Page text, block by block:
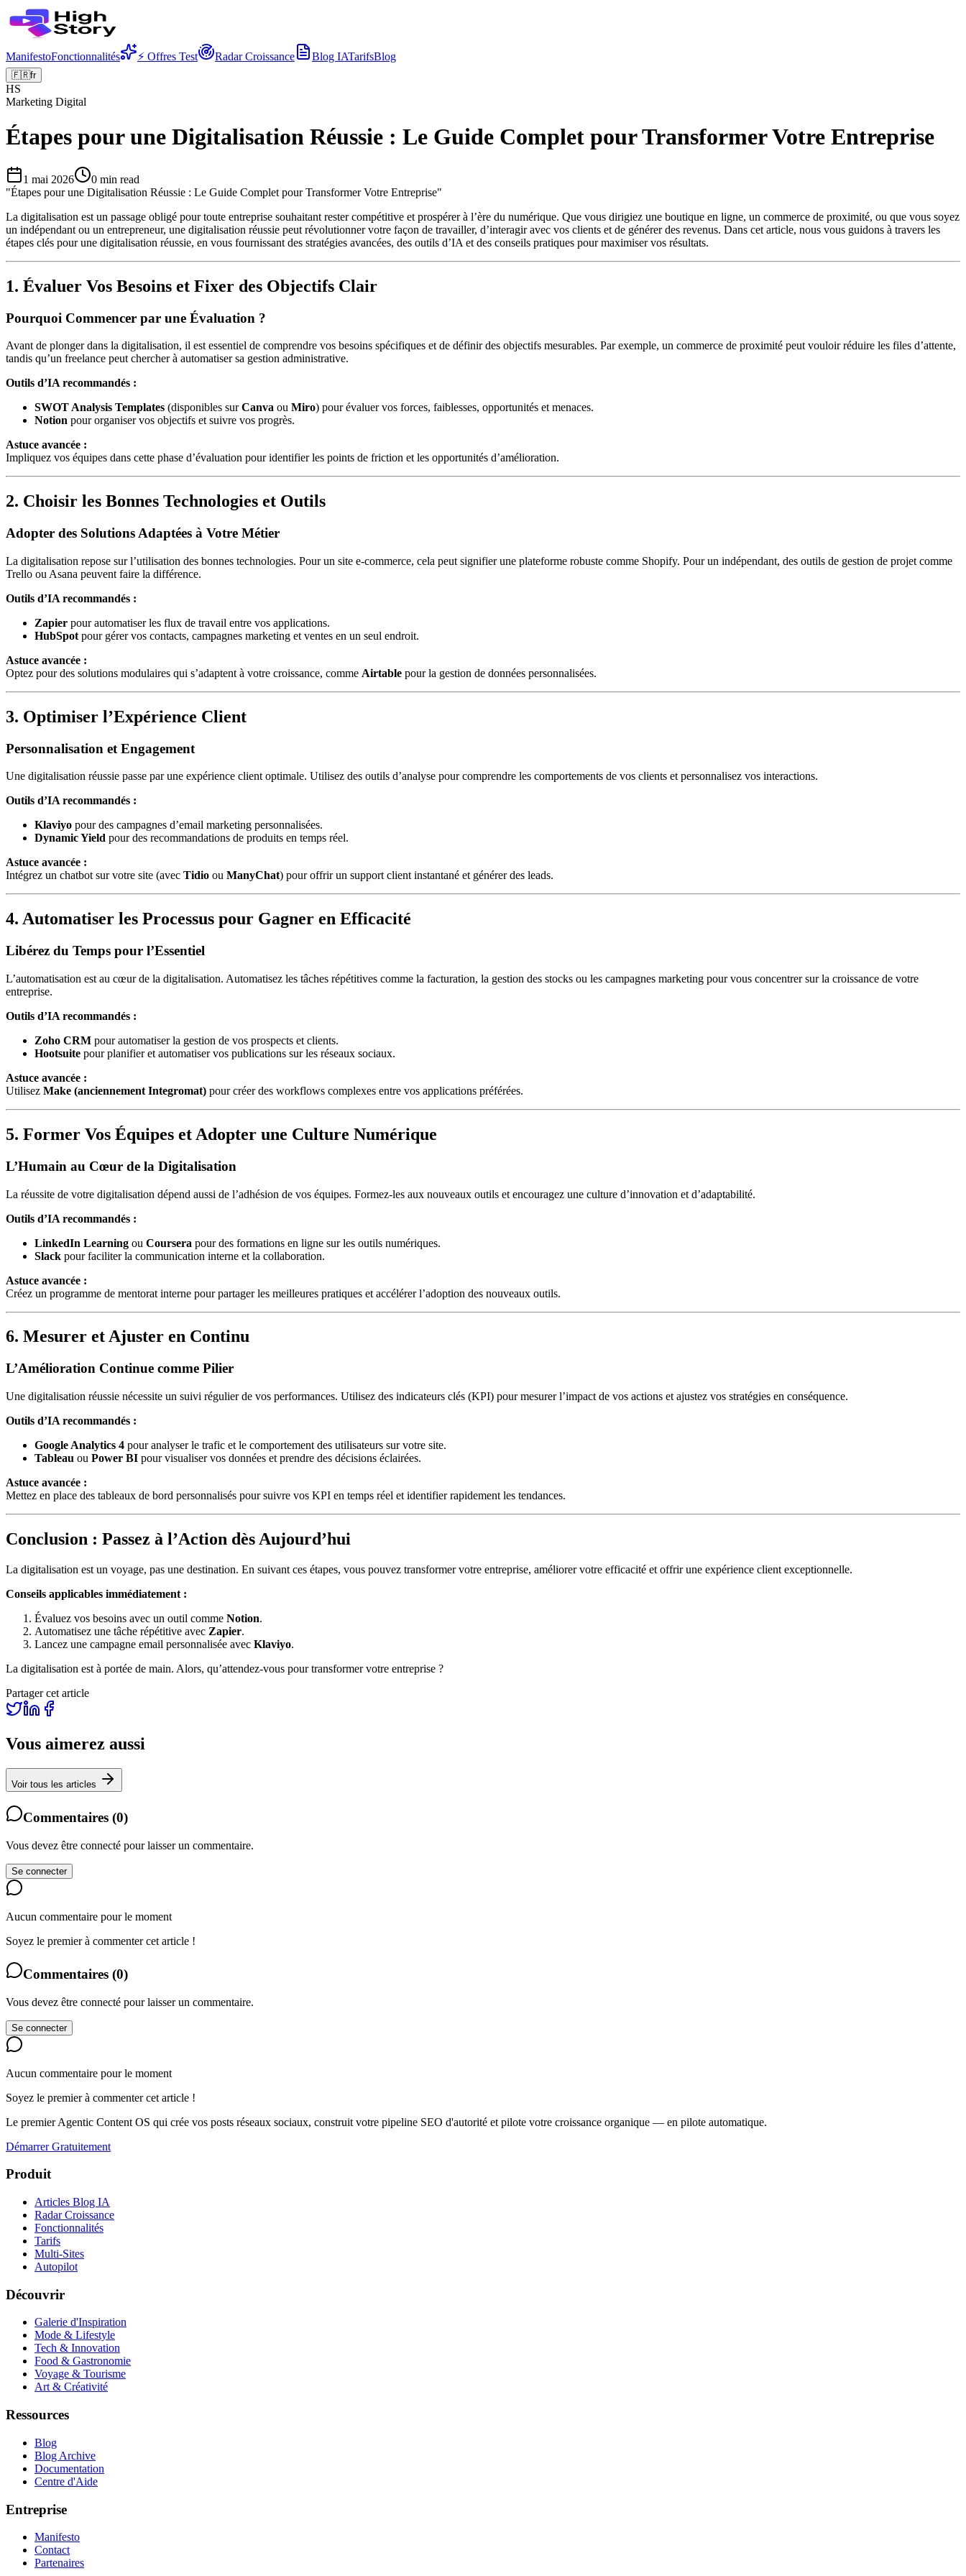
ManifestoFonctionnalités ⚡ Offres Test Radar Croissance Blog IATarifsBlog
🇫🇷fr
HS
Marketing Digital
Étapes pour une Digitalisation Réussie : Le Guide Complet pour Transformer Votre Entreprise
1 mai 2026 0 min read
"Étapes pour une Digitalisation Réussie : Le Guide Complet pour Transformer Votre Entreprise"
La digitalisation est un passage obligé pour toute entreprise souhaitant rester compétitive et prospérer à l’ère du numérique. Que vous dirigiez une boutique en ligne, un commerce de proximité, ou que vous soyez
un indépendant ou un entrepreneur, une digitalisation réussie peut révolutionner votre façon de travailler, d’interagir avec vos clients et de générer des revenus. Dans cet article, nous vous guidons à travers les
étapes clés pour une digitalisation réussie, en vous fournissant des stratégies avancées, des outils d’IA et des conseils pratiques pour maximiser vos résultats.
1. Évaluer Vos Besoins et Fixer des Objectifs Clair
Pourquoi Commencer par une Évaluation ?
Avant de plonger dans la digitalisation, il est essentiel de comprendre vos besoins spécifiques et de définir des objectifs mesurables. Par exemple, un commerce de proximité peut vouloir réduire les files d’attente,
tandis qu’un freelance peut chercher à automatiser sa gestion administrative.
Outils d’IA recommandés :
SWOT Analysis Templates (disponibles surCanva ou Miro) pour évaluer vos forces, faiblesses, opportunités et menaces.
Notion pour organiser vos objectifs et suivre vos progrès.
Astuce avancée :
Impliquez vos équipes dans cette phase d’évaluation pour identifier les points de friction et les opportunités d’amélioration.
2. Choisir les Bonnes Technologies et Outils
Adopter des Solutions Adaptées à Votre Métier
La digitalisation repose sur l’utilisation des bonnes technologies. Pour un site e-commerce, cela peut signifier une plateforme robuste comme Shopify. Pour un indépendant, des outils de gestion de projet comme
Trello ou Asana peuvent faire la différence.
Outils d’IA recommandés :
Zapier pour automatiser les flux de travail entre vos applications.
HubSpot pour gérer vos contacts, campagnes marketing et ventes en un seul endroit.
Astuce avancée :
Optez pour des solutions modulaires qui s’adaptent à votre croissance, comme Airtable pour la gestion de données personnalisées.
3. Optimiser l’Expérience Client
Personnalisation et Engagement
Une digitalisation réussie passe par une expérience client optimale. Utilisez des outils d’analyse pour comprendre les comportements de vos clients et personnalisez vos interactions.
Outils d’IA recommandés :
Klaviyo pour des campagnes d’email marketing personnalisées.
Dynamic Yield pour des recommandations de produits en temps réel.
Astuce avancée :
Intégrez un chatbot sur votre site (avec Tidio ou ManyChat) pour offrir un support client instantané et générer des leads.
4. Automatiser les Processus pour Gagner en Efficacité
Libérez du Temps pour l’Essentiel
L’automatisation est au cœur de la digitalisation. Automatisez les tâches répétitives comme la facturation, la gestion des stocks ou les campagnes marketing pour vous concentrer sur la croissance de votre
entreprise.
Outils d’IA recommandés :
Zoho CRM pour automatiser la gestion de vos prospects et clients.
Hootsuite pour planifier et automatiser vos publications sur les réseaux sociaux.
Astuce avancée :
Utilisez Make (anciennement Integromat) pour créer des workflows complexes entre vos applications préférées.
5. Former Vos Équipes et Adopter une Culture Numérique
L’Humain au Cœur de la Digitalisation
La réussite de votre digitalisation dépend aussi de l’adhésion de vos équipes. Formez-les aux nouveaux outils et encouragez une culture d’innovation et d’adaptabilité.
Outils d’IA recommandés :
LinkedIn Learning ou Coursera pour des formations en ligne sur les outils numériques.
Slack pour faciliter la communication interne et la collaboration.
Astuce avancée :
Créez un programme de mentorat interne pour partager les meilleures pratiques et accélérer l’adoption des nouveaux outils.
6. Mesurer et Ajuster en Continu
L’Amélioration Continue comme Pilier
Une digitalisation réussie nécessite un suivi régulier de vos performances. Utilisez des indicateurs clés (KPI) pour mesurer l’impact de vos actions et ajustez vos stratégies en conséquence.
Outils d’IA recommandés :
Google Analytics 4 pour analyser le trafic et le comportement des utilisateurs sur votre site.
Tableau ou Power BI pour visualiser vos données et prendre des décisions éclairées.
Astuce avancée :
Mettez en place des tableaux de bord personnalisés pour suivre vos KPI en temps réel et identifier rapidement les tendances.
Conclusion : Passez à l’Action dès Aujourd’hui
La digitalisation est un voyage, pas une destination. En suivant ces étapes, vous pouvez transformer votre entreprise, améliorer votre efficacité et offrir une expérience client exceptionnelle.
Conseils applicables immédiatement :
Évaluez vos besoins avec un outil comme Notion.
Automatisez une tâche répétitive avec Zapier.
Lancez une campagne email personnalisée avec Klaviyo.
La digitalisation est à portée de main. Alors, qu’attendez-vous pour transformer votre entreprise ?
Partager cet article
Vous aimerez aussi
Voir tous les articles
Commentaires (0)
Vous devez être connecté pour laisser un commentaire.
Se connecter
Aucun commentaire pour le moment
Soyez le premier à commenter cet article !
Commentaires (0)
Vous devez être connecté pour laisser un commentaire.
Se connecter
Aucun commentaire pour le moment
Soyez le premier à commenter cet article !
Le premier Agentic Content OS qui crée vos posts réseaux sociaux, construit votre pipeline SEO d'autorité et pilote votre croissance organique — en pilote automatique.
Démarrer Gratuitement
Produit
Articles Blog IA
Radar Croissance
Fonctionnalités
Tarifs
Multi-Sites
Autopilot
Découvrir
Galerie d'Inspiration
Mode & Lifestyle
Tech & Innovation
Food & Gastronomie
Voyage & Tourisme
Art & Créativité
Ressources
Blog
Blog Archive
Documentation
Centre d'Aide
Entreprise
Manifesto
Contact
Partenaires